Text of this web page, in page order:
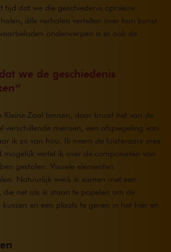
tijd dat we die geschiedenis opnieuw
álle verhalen vertellen over hun kunst
onderwerpen is er ook de
we de geschiedenis
Kleine Zaal binnen, daar bruist het van de
verschillende mensen, een afspiegeling van
ik zo van hou. Ik neem de luisteraars mee
mogelijk vertel ik over de componisten van
gestolen. Visuele elementen
Natuurlijk werk ik samen met een
die net als ik staan te popelen om de
kussen en een plaats te geven in het hier en